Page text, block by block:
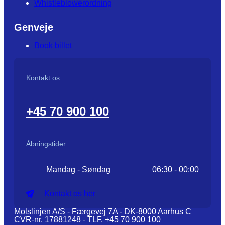
Whistleblowerordning
Genveje
Book billet
Kontakt os
+45 70 900 100
Åbningstider
Mandag - Søndag 06:30 - 00:00
Kontakt os her
Molslinjen A/S - Færgevej 7A - DK-8000 Aarhus C
CVR-nr. 17881248 - TLF. +45 70 900 100